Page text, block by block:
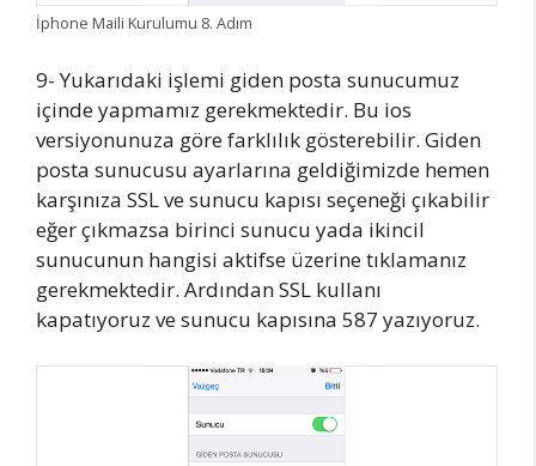
İphone Maili Kurulumu 8. Adım
9- Yukarıdaki işlemi giden posta sunucumuz
içinde yapmamız gerekmektedir. Bu ios
versiyonunuza göre farklılık gösterebilir. Giden
posta sunucusu ayarlarına geldiğimizde hemen
karşınıza SSL ve sunucu kapısı seçeneği çıkabilir
eğer çıkmazsa birinci sunucu yada ikincil
sunucunun hangisi aktifse üzerine tıklamanız
gerekmektedir. Ardından SSL kullanı
kapatıyoruz ve sunucu kapısına 587 yazıyoruz.